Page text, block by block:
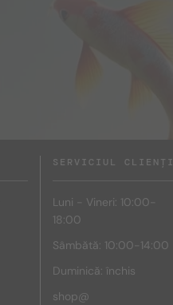
SERVICIUL CLIENȚI
Luni - Vineri: 10:00-
18:00
Sâmbătă: 10:00-14:00
Duminică: închis
shop@